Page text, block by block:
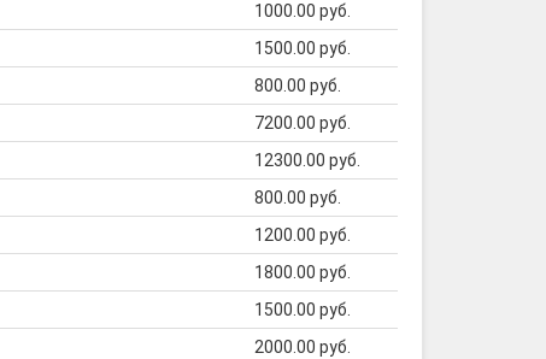
1000.00 руб.
1500.00 руб.
800.00 руб.
7200.00 руб.
12300.00 руб.
800.00 руб.
1200.00 руб.
1800.00 руб.
1500.00 руб.
2000.00 руб.